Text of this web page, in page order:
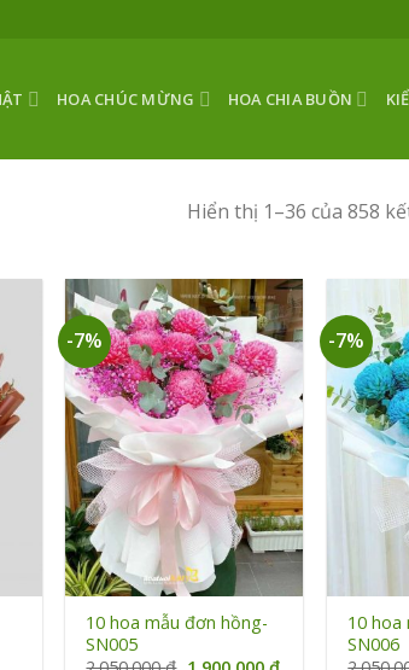
HOA CHÚC MỪNG HOA CHIA BUỒN
Hiển thị 1–36 của 858
-7%
+
10 hoa mẫu đơn hồng-
SN005
-7%
10 hoa
SN006